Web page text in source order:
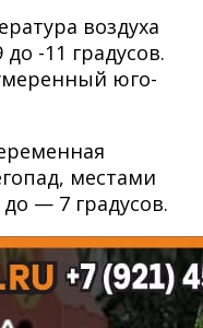
воздуха
-11 градусов.
юго-
местами
— 7 градусов.